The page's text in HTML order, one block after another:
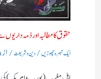
حقوق کا مطالبہ اور ذمہ
ایک تبصرہ چھوڑیں/دین و شریعت/ از